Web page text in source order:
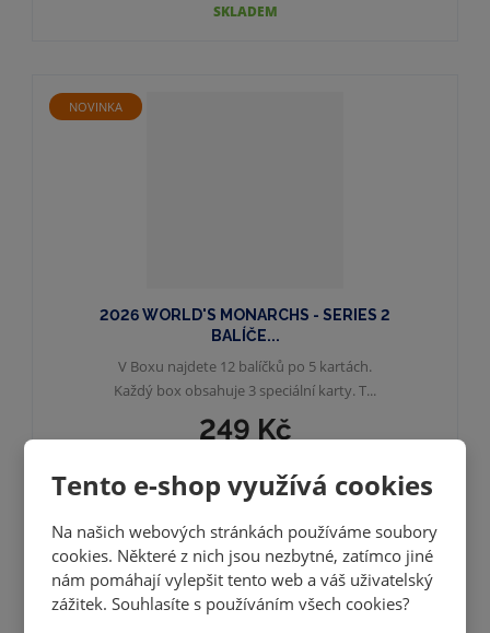
Tento e-shop využívá cookies
Na našich webových stránkách používáme soubory
cookies. Některé z nich jsou nezbytné, zatímco jiné
nám pomáhají vylepšit tento web a váš uživatelský
zážitek. Souhlasíte s používáním všech cookies?
SKLADEM
NOVINKA
2026 WORLD'S MONARCHS - SERIES 2
BALÍČE...
249 Kč
KOUPIT
SKLADEM
V Boxu najdete 12 balíčků po 5 kartách.
Každý box obsahuje 3 speciální karty. T...